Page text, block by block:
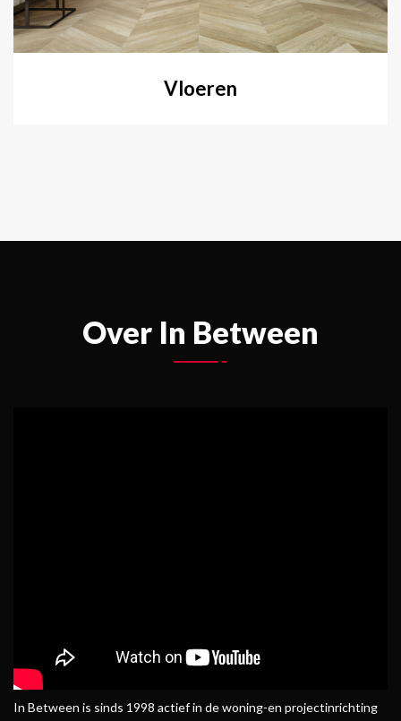
Vloeren
Over In Between
In Between is sinds 1998 actief in de woning-en projectinrichting